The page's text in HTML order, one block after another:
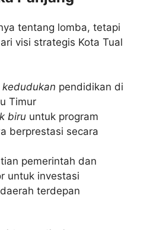
tentang lomba, tetapi
visi strategis Kota Tual
kedudukan pendidikan di
Timur
biru untuk program
berprestasi secara
pemerintah dan
untuk investasi
terdepan